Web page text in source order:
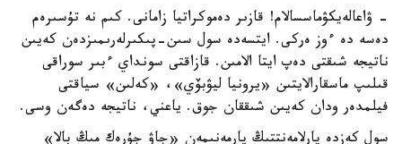
- ۋاعالەيكۋماسسالام! قازىر دەموكراتيا زامانى. كىم نە تۇسىرەم
دەسە دە ءوز ەركى. ايتسەدە سول سىن-پىكىرلەرىمىزدەن كەيىن
ناتيجە شىقتى دەپ ايتا الامىن. قازاقتى سونداي ءبىر سوراقى
قىلىپ ماسقارالايتىن «يرونيا ليۋبۆي»، «كەلىن» سياقتى
فيلمدەر ودان كەيىن شىققان جوق. ياعني، ناتيجە دەگەن وسى.